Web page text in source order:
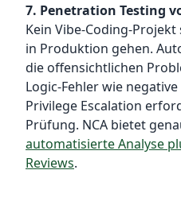
7. Penetration Testing
Kein Vibe-Coding-
in Produktion gehen.
die offensichtlichen
Logic-Fehler wie
Privilege Escalation
Prüfung. NCA bietet
automatisierte Analyse
Reviews.